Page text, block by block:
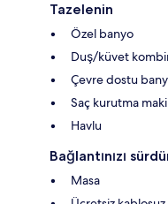
Tazelenin
Özel banyo
Duş/küvet
Çevre dostu
Saç kurutma
Havlu
Bağlantınızı
Masa